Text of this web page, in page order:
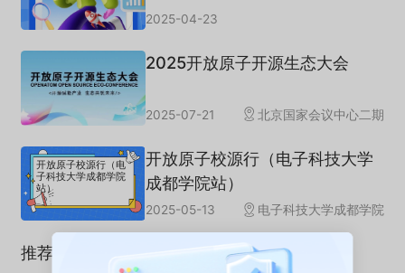
2025-04-23
2025开放原子开源生态大会
2025-07-21 北京国家会议中心二期
开放原子校源行（电
子科技大学成都学院
站）
开放原子校源行（电子科技大学
成都学院站）
2025-05-13 电子科技大学成都学院
推荐专栏